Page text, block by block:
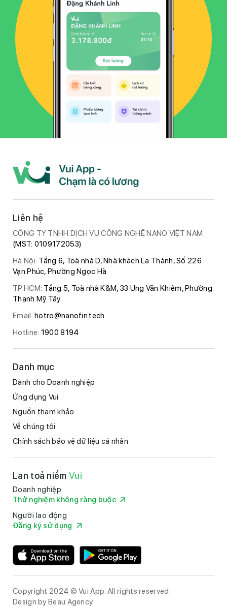
Liên hệ
CÔNG TY TNHH DỊCH VỤ CÔNG NGHỆ NANO VIỆT NAM
(MST: 0109172053)
Hà Nội: Tầng 6, Toà nhà D, Nhà khách La Thành, Số 226
Vạn Phúc, Phường Ngọc Hà
TP.HCM: Tầng 5, Toà nhà K&M, 33 Ung Văn Khiêm, Phường
Thạnh Mỹ Tây
Email: hotro@nanofin.tech
Hotline: 1900 8194
Danh mục
Dành cho Doanh nghiệp
Ứng dụng Vui
Nguồn tham khảo
Về chúng tôi
Chính sách bảo vệ dữ liệu cá nhân
Lan toả niềm Vui
Doanh nghiệp
Thử nghiệm không ràng buộc
Người lao động
Đăng ký sử dụng
Copyright 2024 © Vui App. All rights reserved.
Design by Beau Agency.